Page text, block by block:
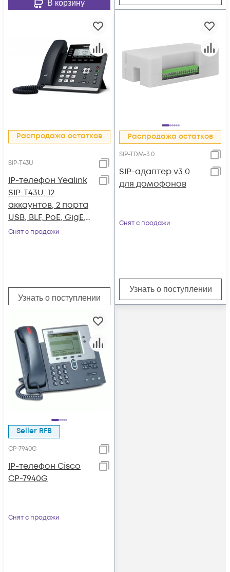
В корзину
Распродажа остатков
SIP-T43U
IP-телефон Yealink
SIP-T43U, 12
аккаунтов, 2 порта
USB, BLF, PoE, GigE,
без БП
Снят с продажи
Узнать о поступлении
Распродажа остатков
SIP-TDM-3.0
SIP-адаптер v3.0
для домофонов
Снят с продажи
Узнать о поступлении
Seller RFB
CP-7940G
IP-телефон Cisco
CP-7940G
Снят с продажи